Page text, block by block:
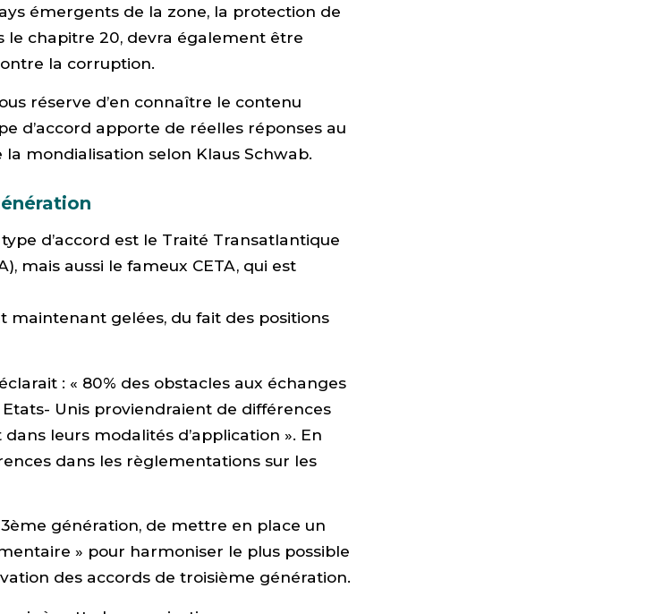
émergents de la zone, la protection de
le chapitre 20, devra également être
la corruption.
réserve d’en connaître le contenu
d’accord apporte de réelles réponses au
mondialisation selon Klaus Schwab.
d’accord est le Traité Transatlantique
mais aussi le fameux CETA, qui est
maintenant gelées, du fait des positions
: « 80% des obstacles aux échanges
Unis proviendraient de différences
leurs modalités d’application ». En
dans les règlementations sur les
3ème génération, de mettre en place un
» pour harmoniser le plus possible
des accords de troisième génération.